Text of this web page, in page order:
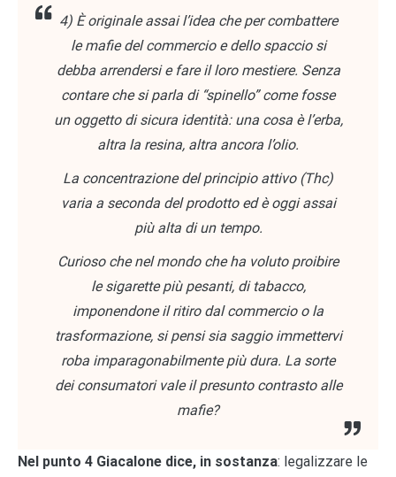
4) È originale assai l’idea che per combattere
le mafie del commercio e dello spaccio si
debba arrendersi e fare il loro mestiere. Senza
contare che si parla di “spinello” come fosse
un oggetto di sicura identità: una cosa è l’erba,
altra la resina, altra ancora l’olio.
La concentrazione del principio attivo (Thc)
varia a seconda del prodotto ed è oggi assai
più alta di un tempo.
Curioso che nel mondo che ha voluto proibire
le sigarette più pesanti, di tabacco,
imponendone il ritiro dal commercio o la
trasformazione, si pensi sia saggio immettervi
roba imparagonabilmente più dura. La sorte
dei consumatori vale il presunto contrasto alle
mafie?
Nel punto 4 Giacalone dice, in sostanza: legalizzare le